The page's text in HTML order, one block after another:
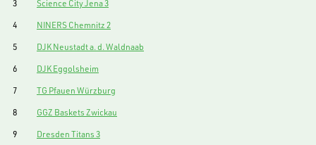
3
Science City Jena 3
4
NINERS Chemnitz 2
5
DJK Neustadt a. d. Waldnaab
6
DJK Eggolsheim
7
TG Pfauen Würzburg
8
GGZ Baskets Zwickau
9
Dresden Titans 3